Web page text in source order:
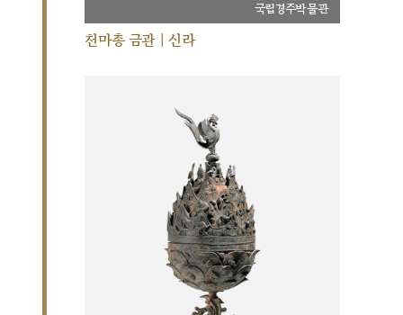
국립경주박물관
천마총 금관 | 신라